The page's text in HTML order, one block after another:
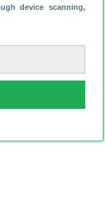
device scanning,